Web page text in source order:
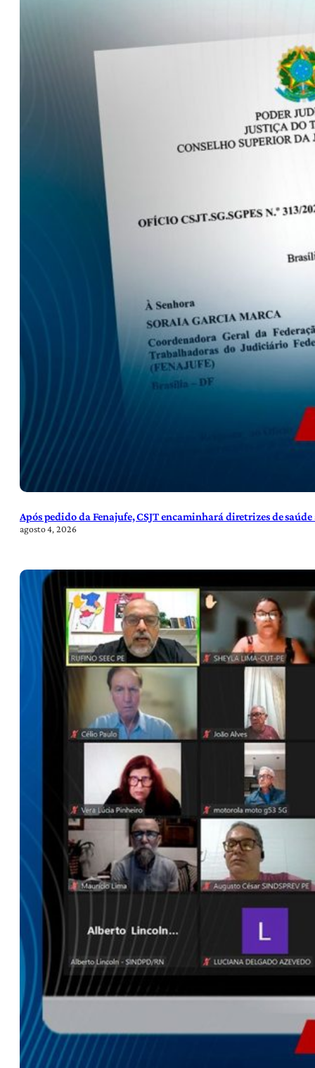
Após pedido da Fenajufe, CSJT encaminhará diretrizes de
agosto 4, 2026